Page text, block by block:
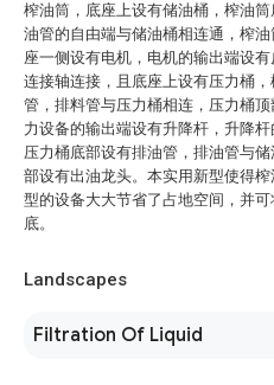
榨油筒，底座上设有储油桶，榨油
油管的自由端与储油桶相连通，榨
座一侧设有电机，电机的输出端设
连接轴连接，且底座上设有压力桶
管，排料管与压力桶相连，压力桶
力设备的输出端设有升降杆，升降杆
压力桶底部设有排油管，排油管与
部设有出油龙头。本实用新型使得
型的设备大大节省了占地空间，并
底。
Landscapes
Filtration Of Liquid